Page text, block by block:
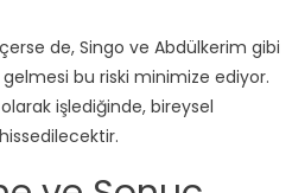
de, Singo ve Abdülkerim gibi
bu riski minimize ediyor.
işlediğinde, bireysel